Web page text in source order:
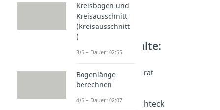
Weitere Inhalte:
Geometrie
Rechteck und Quadrat
Rechteck
Flächeninhalt Rechteck
Kreisbogen und
Kreisausschnitt
(Kreisausschnitt
)
3/6 – Dauer: 02:55
Bogenlänge
berechnen
4/6 – Dauer: 02:07